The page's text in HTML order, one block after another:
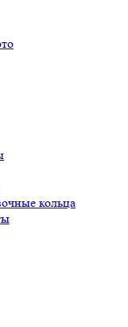
кольца